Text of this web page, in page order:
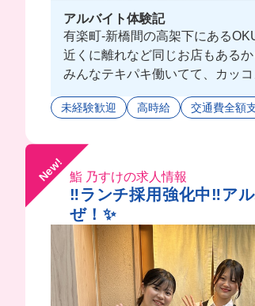
アルバイト体験記
有楽町-新橋間の高架下にある
近くに離れなど同じお店もある
みんなテキパキ働いてて、カッコ
だって入れば入るほど、時給上が
めちゃくちゃおいしかったよ💕
未経験歓迎 高時給 交通費全額
New! 鮨 乃すけの求人情報
‼️ランチ採用強化中‼️ア
ぜ！✨️